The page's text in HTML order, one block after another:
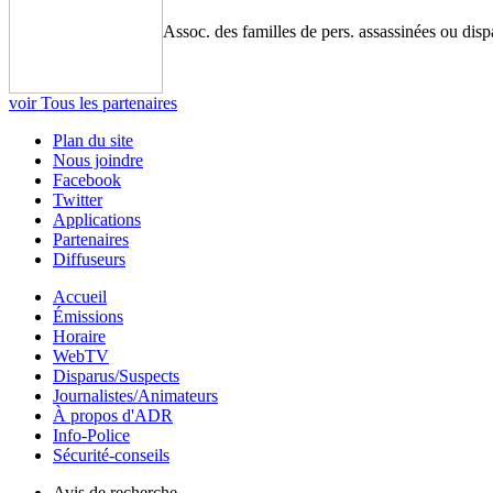
Assoc. des familles de pers. assassinées ou
voir Tous les partenaires
Plan du site
Nous joindre
Facebook
Twitter
Applications
Partenaires
Diffuseurs
Accueil
Émissions
Horaire
WebTV
Disparus/Suspects
Journalistes/Animateurs
À propos d'ADR
Info-Police
Sécurité-conseils